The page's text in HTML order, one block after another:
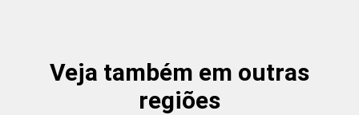
Veja também em outras
regiões